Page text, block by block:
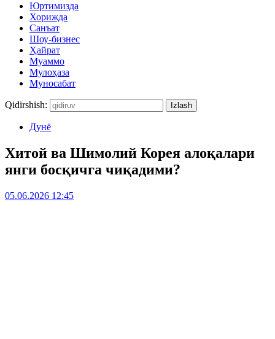
Юртимизда
Хорижда
Санъат
Шоу-бизнес
Ҳайрат
Муаммо
Мулоҳаза
Муносабат
Qidirshish:
Дунё
Хитой ва Шимолий Корея алоқалари
янги босқичга чиқадими?
05.06.2026 12:45